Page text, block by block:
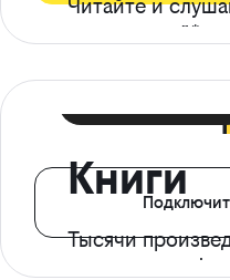
Читайте и
ограничений*
Книги
Тысячи
с доступом